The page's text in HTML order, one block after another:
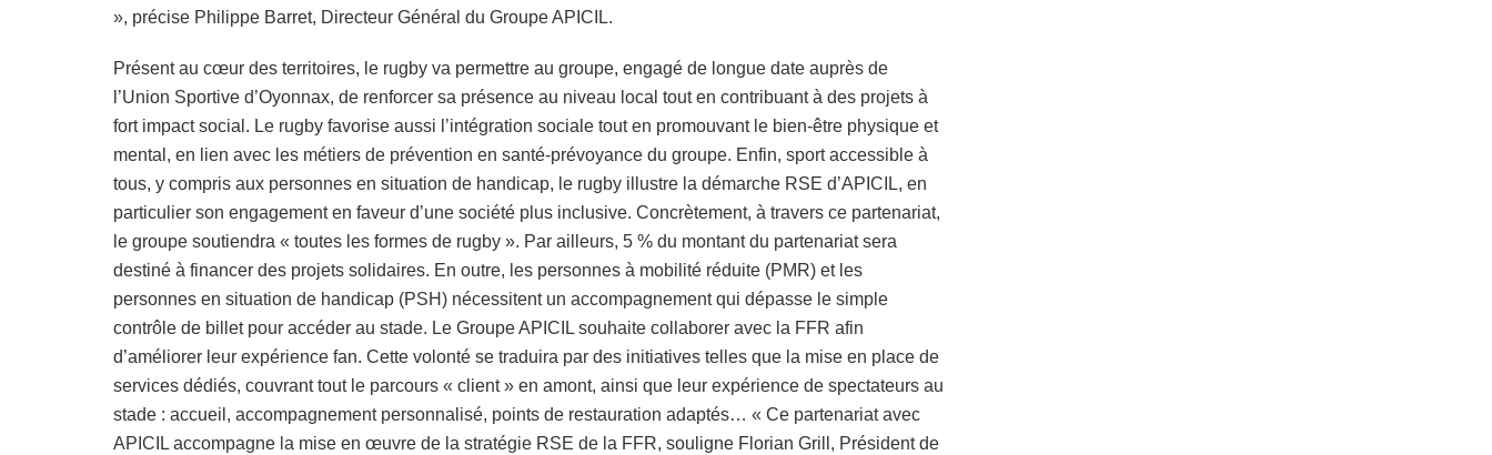
», précise Philippe Barret, Directeur Général du Groupe APICIL.
Présent au cœur des territoires, le rugby va permettre au groupe, engagé de longue date auprès de
l’Union Sportive d’Oyonnax, de renforcer sa présence au niveau local tout en contribuant à des projets à
fort impact social. Le rugby favorise aussi l’intégration sociale tout en promouvant le bien-être physique et
mental, en lien avec les métiers de prévention en santé-prévoyance du groupe. Enfin, sport accessible à
tous, y compris aux personnes en situation de handicap, le rugby illustre la démarche RSE d’APICIL, en
particulier son engagement en faveur d’une société plus inclusive. Concrètement, à travers ce partenariat,
le groupe soutiendra « toutes les formes de rugby ». Par ailleurs, 5 % du montant du partenariat sera
destiné à financer des projets solidaires. En outre, les personnes à mobilité réduite (PMR) et les
personnes en situation de handicap (PSH) nécessitent un accompagnement qui dépasse le simple
contrôle de billet pour accéder au stade. Le Groupe APICIL souhaite collaborer avec la FFR afin
d’améliorer leur expérience fan. Cette volonté se traduira par des initiatives telles que la mise en place de
services dédiés, couvrant tout le parcours « client » en amont, ainsi que leur expérience de spectateurs au
stade : accueil, accompagnement personnalisé, points de restauration adaptés… « Ce partenariat avec
APICIL accompagne la mise en œuvre de la stratégie RSE de la FFR, souligne Florian Grill, Président de